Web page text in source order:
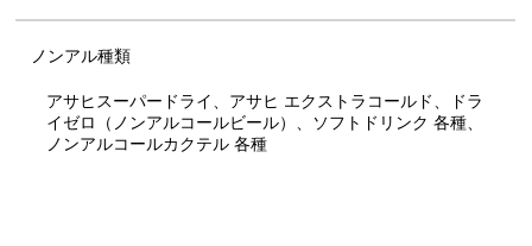
ノンアル種類
アサヒスーパードライ、アサヒ エクストラコールド、ドラ
イゼロ（ノンアルコールビール）、ソフトドリンク 各種、
ノンアルコールカクテル 各種